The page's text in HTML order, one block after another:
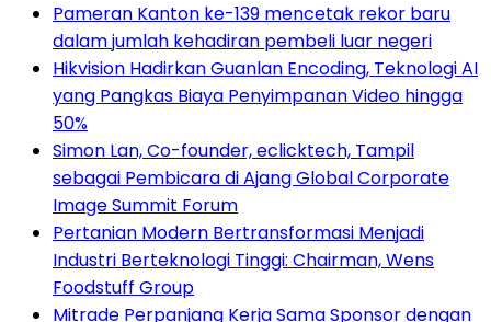
Pameran Kanton ke-139 mencetak rekor baru
dalam jumlah kehadiran pembeli luar negeri
Hikvision Hadirkan Guanlan Encoding, Teknologi AI
yang Pangkas Biaya Penyimpanan Video hingga
50%
Simon Lan, Co-founder, eclicktech, Tampil
sebagai Pembicara di Ajang Global Corporate
Image Summit Forum
Pertanian Modern Bertransformasi Menjadi
Industri Berteknologi Tinggi: Chairman, Wens
Foodstuff Group
Mitrade Perpanjang Kerja Sama Sponsor dengan